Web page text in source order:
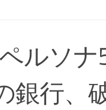
ペルソ
銀行、